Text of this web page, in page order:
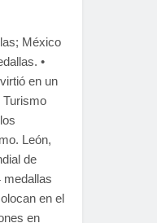
México
•
en un
Turismo
León,
de
medallas
en el
en